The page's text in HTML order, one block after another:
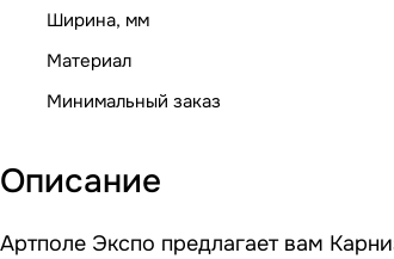
Ширина, мм
Материал
Минимальный заказ
Описание
Артполе Экспо предлагает вам